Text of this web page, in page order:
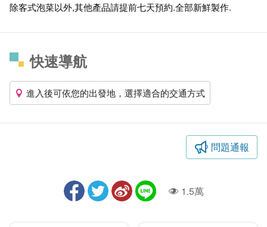
除客式泡菜以外,其他產品請提前七天預約.全部新鮮製作.
快速導航
進入後可依您的出發地，選擇適合的交通方式
問題通報
人氣1.5萬